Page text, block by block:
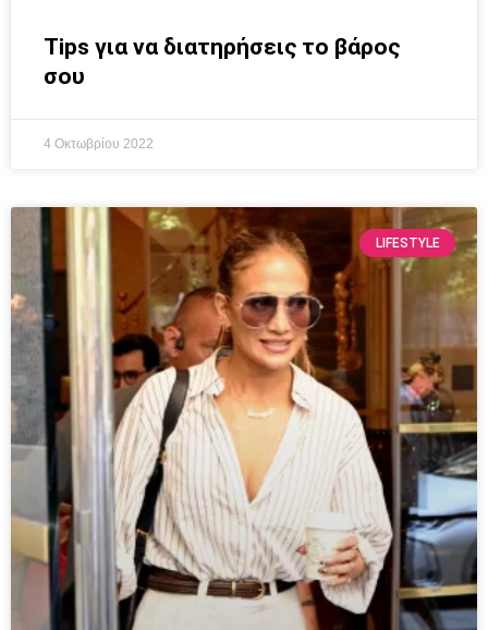
Tips για να διατηρήσεις το βάρος
σου
4 Οκτωβρίου 2022
LIFESTYLE